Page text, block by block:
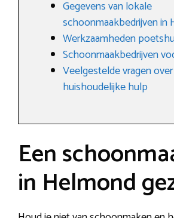
Gegevens van lokale
schoonmaakbedrijven in
Werkzaamheden
Schoonmaakbedrijven
Veelgestelde vragen over
huishoudelijke hulp
Een
in Helmond